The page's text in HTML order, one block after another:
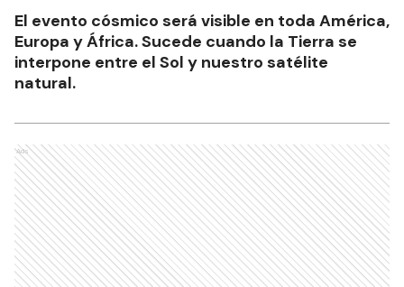
El evento cósmico será visible en toda América,
Europa y África. Sucede cuando la Tierra se
interpone entre el Sol y nuestro satélite
natural.
Ads